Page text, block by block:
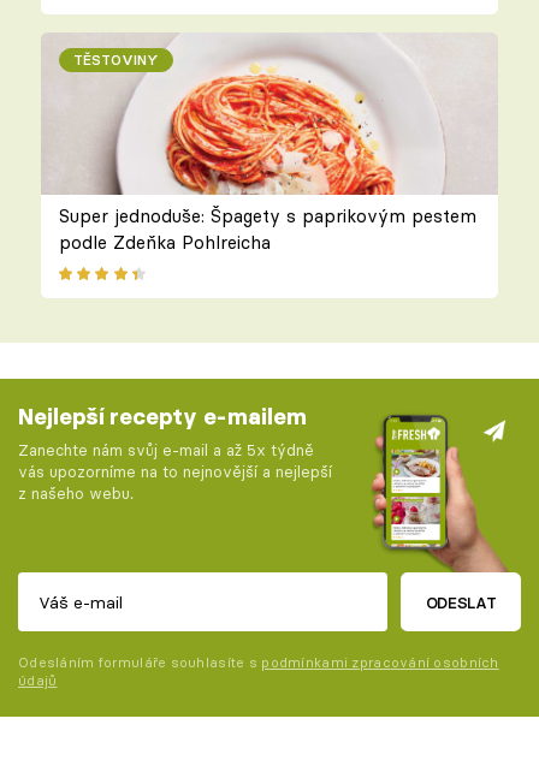
TĚSTOVINY
Super jednoduše: Špagety s paprikovým pestem
podle Zdeňka Pohlreicha
Nejlepší recepty e-mailem
Zanechte nám svůj e-mail a až 5x týdně
vás upozorníme na to nejnovější a nejlepší
z našeho webu.
ODESLAT
Odesláním formuláře souhlasíte s podmínkami zpracování osobních
údajů